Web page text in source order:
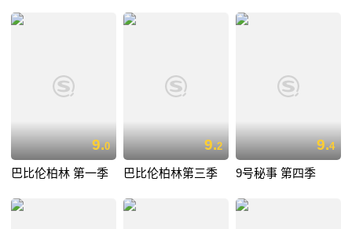
9.0
巴比伦柏林 第一季
9.2
巴比伦柏林第三季
9.4
9号秘事 第四季